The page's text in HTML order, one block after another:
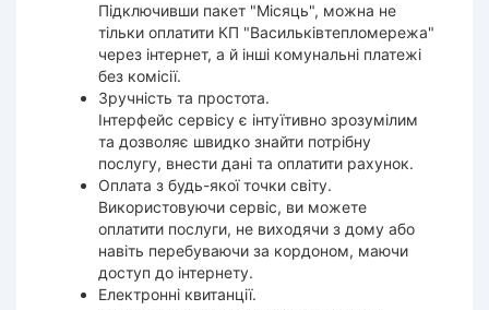
Підключивши пакет "Місяць", можна не
тільки оплатити КП "Васильківтепломережа"
через інтернет, а й інші комунальні платежі
без комісії.
Зручність та простота.
Інтерфейс сервісу є інтуїтивно зрозумілим
та дозволяє швидко знайти потрібну
послугу, внести дані та оплатити рахунок.
Оплата з будь-якої точки світу.
Використовуючи сервіс, ви можете
оплатити послуги, не виходячи з дому або
навіть перебуваючи за кордоном, маючи
доступ до інтернету.
Електронні квитанції.